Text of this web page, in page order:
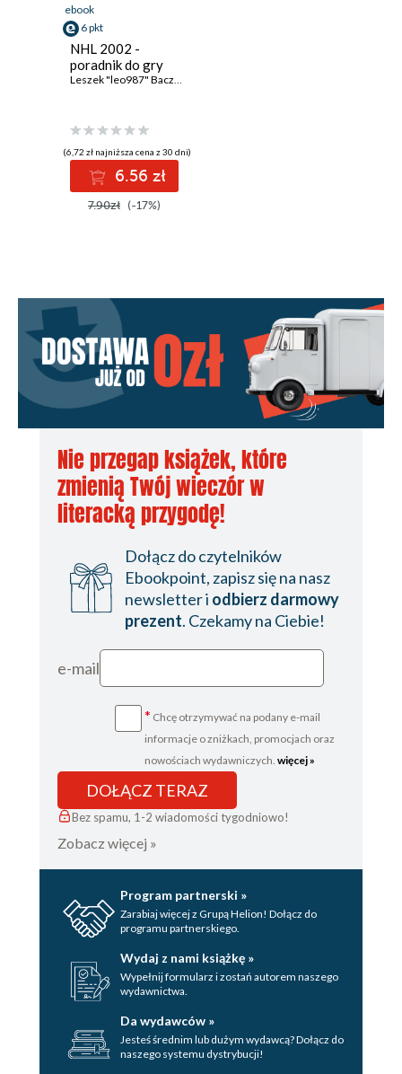
ebook
6 pkt
NHL 2002 -
poradnik do gry
Leszek "leo987" Baczyński
(6,72 zł najniższa cena z 30 dni)
6.56 zł
7.90zł (-17%)
Nie przegap książek, które
zmienią Twój wieczór w
literacką przygodę!
Dołącz do czytelników
Ebookpoint, zapisz się na nasz
newsletter i odbierz darmowy
prezent. Czekamy na Ciebie!
e-mail
* Chcę otrzymywać na podany e-mail
informacje o zniżkach, promocjach oraz
nowościach wydawniczych. więcej »
DOŁĄCZ TERAZ
Bez spamu, 1-2 wiadomości tygodniowo!
Zobacz więcej »
Program partnerski »
Zarabiaj więcej z Grupą Helion! Dołącz do
programu partnerskiego.
Wydaj z nami książkę »
Wypełnij formularz i zostań autorem naszego
wydawnictwa.
Da wydawców »
Jesteś średnim lub dużym wydawcą? Dołącz do
naszego systemu dystrybucji!